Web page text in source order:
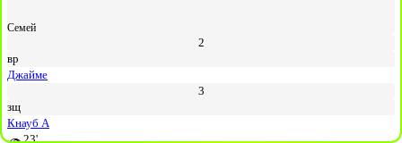
Семей
2
вр
Джайме
3
зщ
Кнауб А
23'